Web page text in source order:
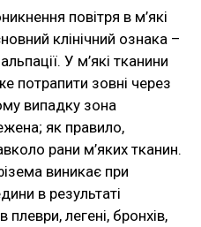
повітря в м’які
клінічний ознака –
У м’які тканини
потрапити зовні через
випадку зона
як правило,
рани м’яких тканин.
виникає при
в результаті
легені, бронхів,